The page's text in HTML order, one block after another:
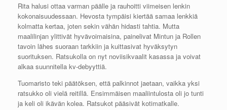
Rita halusi ottaa varman päälle ja rauhoitti viimeisen lenkin
kokonaisuudessaan. Hevosta tympäisi kiertää samaa lenkkiä
kolmatta kertaa, joten sekin vähän hidasti tahtia. Mutta
maalilinjan ylittivät hyvävoimaisina, painelivat Mintun ja Rollen
tavoin lähes suoraan tarkkiin ja kuittasivat hyväksytyn
suorituksen. Ratsukolla on nyt noviisikvaalit kasassa ja voivat
alkaa suunnitella kv-debyyttiä.
Tuomaristo teki päätöksen, että palkinnot jaetaan, vaikka yksi
ratsukko oli vielä reitillä. Ensimmäisen maaliintulosta oli jo tunti
ja keli oli ikävän kolea. Ratsukot pääsivät kotimatkalle.